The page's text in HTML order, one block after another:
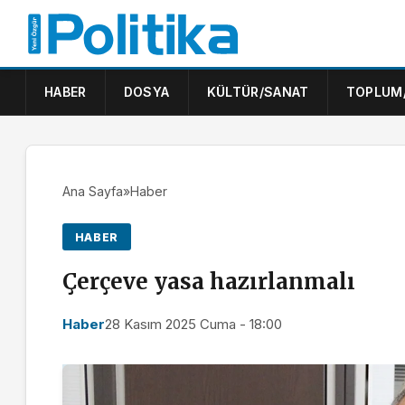
HABER DOSYA KÜLTÜR/SANAT
Ana Sayfa»Haber
HABER
Çerçeve yasa hazırlanmalı
Haber28 Kasım 2025 Cuma - 18:00